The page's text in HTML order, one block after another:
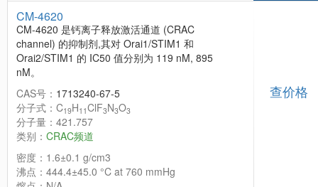
CM-4620
CM-4620 是钙离子释放激活通道 (CRAC
channel) 的抑制剂,其对 Orai1/STIM1 和
Orai2/STIM1 的 IC50 值分别为 119 nM, 895
nM。
CAS号： 1713240-67-5
分子式：C19H11ClF3N3O3
分子量：421.757
类别： CRAC频道
密度：1.6±0.1 g/cm3
沸点：444.4±45.0 °C at 760 mmHg
查价格